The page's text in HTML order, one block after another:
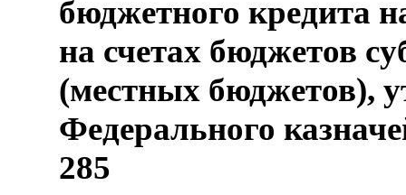
бюджетного кредита
на счетах бюджетов
(местных бюджетов),
Федерального
285